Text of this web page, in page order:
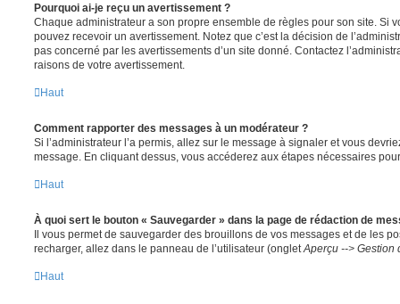
Pourquoi ai-je reçu un avertissement ?
Chaque administrateur a son propre ensemble de règles pour son site. Si
pouvez recevoir un avertissement. Notez que c’est la décision de
pas concerné par les avertissements d’un site donné. Contactez
raisons de votre avertissement.
Haut
Comment rapporter des messages à un modérateur ?
Si l’administrateur l’a permis, allez sur le message à signaler et vous
message. En cliquant dessus, vous accéderez aux étapes nécessaires
Haut
À quoi sert le bouton « Sauvegarder » dans la page de rédaction de
Il vous permet de sauvegarder des brouillons de vos messages et de les
recharger, allez dans le panneau de l’utilisateur (onglet Aperçu --> Gestion
Haut